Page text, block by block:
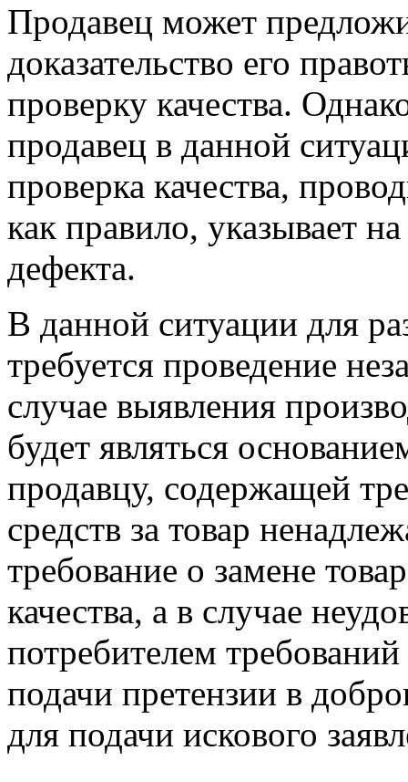
Продавец может
доказательство его
проверку качества.
продавец в данной
проверка качества,
как правило, указывает
дефекта.
В данной ситуации для
требуется проведение
случае выявления
будет являться
продавцу, содержащей
средств за товар
требование о замене
качества, а в случае
потребителем
подачи претензии в
для подачи искового